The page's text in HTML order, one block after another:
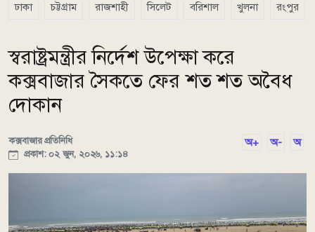
ঢাকা চট্টগ্রাম রাজশাহী সিলেট বরিশাল খুলনা রংপুর
স্বরাষ্ট্রমন্ত্রীর নির্দেশ উপেক্ষা করে
কক্সবাজার সৈকতে ফের শত শত অবৈধ
দোকান
কক্সবাজার প্রতিনিধি
প্রকাশ: ০২ জুন, ২০২৬, ১১:১৪
অ+ অ- অ